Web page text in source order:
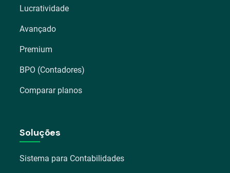
Lucratividade
Avançado
Premium
BPO (Contadores)
Comparar planos
Soluções
Sistema para Contabilidades